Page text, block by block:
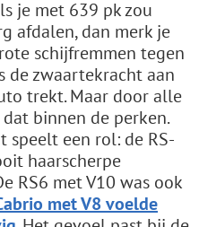
je met 639 pk zou
afdalen, dan merk je
schijfremmen tegen
de zwaartekracht aan
trekt. Maar door alle
binnen de perken.
speelt een rol: de RS-
haarscherpe
RS6 met V10 was ook
met V8 voelde